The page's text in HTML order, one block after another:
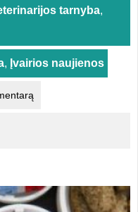
tarnyba,
, Įvairios naujienos